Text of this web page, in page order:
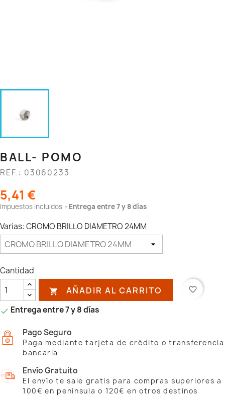
BALL- POMO
REF.: 03060233
5,41 €
Impuestos incluidos Entrega entre 7 y 8 días
Varias: CROMO BRILLO DIAMETRO 24MM
Cantidad
 AÑADIR AL CARRITO favorite_border
 Entrega entre 7 y 8 días
Pago Seguro
Paga mediante tarjeta de crédito o transferencia
bancaria
Envío Gratuito
El envío te sale gratis para compras superiores a
100€ en península o 120€ en otros destinos